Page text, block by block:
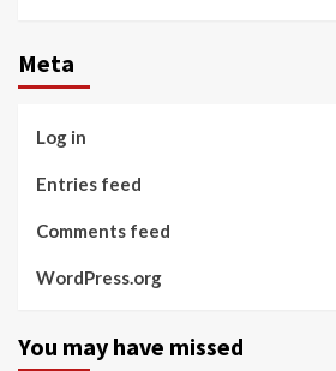
Meta
Log in
Entries feed
Comments feed
WordPress.org
You may have missed